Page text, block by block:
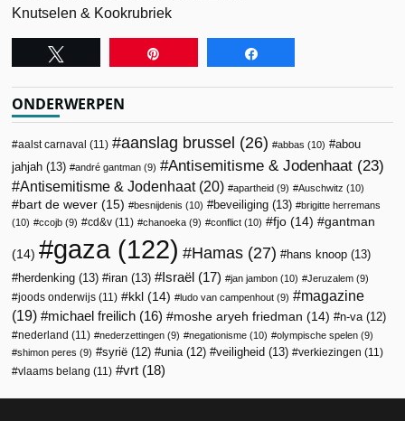
Knutselen & Kookrubriek
ONDERWERPEN
aalst carnaval (11) aanslag brussel (26) abbas (10)
abou
jahjah (13) andré gantman (9) Antisemitisme & Jodenhaat (23)
Antisemitisme & Jodenhaat(20) apartheid (9) Auschwitz (10)
bart de wever (15) besnijdenis (10) beveiliging (13)
brigitte herremans
(10)
ccojb (9) cd&v (11) chanoeka (9) conflict (10) fjo (14) gantman
(14) gaza (122) Hamas (27) hans knoop (13)
herdenking (13) iran (13) Israël (17) jan jambon (10) Jeruzalem (9)
joods onderwijs (11) kkl (14) ludo van campenhout (9)
magazine
(19)
michael freilich (16) moshe aryeh friedman (14) n-va (12)
nederland (11) nederzettingen (9) negationisme (10) olympische spelen (9)
shimon peres (9) syrië (12) unia (12) veiligheid (13) verkiezingen (11)
vlaams belang (11) vrt (18)